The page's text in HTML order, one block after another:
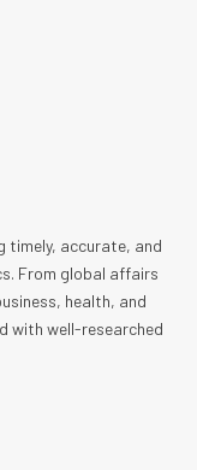
timely, accurate, and
From global affairs
health, and
with well-researched